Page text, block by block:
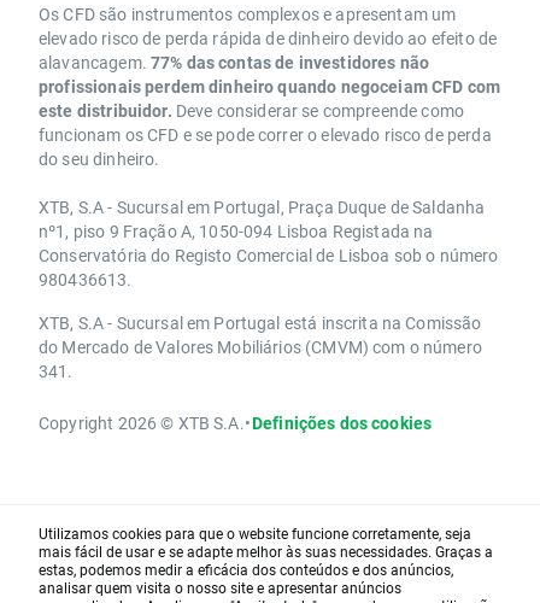
Os CFD são instrumentos complexos e apresentam um
elevado risco de perda rápida de dinheiro devido ao efeito de
alavancagem. 77% das contas de investidores não
profissionais perdem dinheiro quando negoceiam CFD com
este distribuidor. Deve considerar se compreende como
funcionam os CFD e se pode correr o elevado risco de perda
do seu dinheiro.
XTB, S.A - Sucursal em Portugal, Praça Duque de Saldanha
nº1, piso 9 Fração A, 1050-094 Lisboa Registada na
Conservatória do Registo Comercial de Lisboa sob o número
980436613.
XTB, S.A - Sucursal em Portugal está inscrita na Comissão
do Mercado de Valores Mobiliários (CMVM) com o número
341.
Copyright 2026 © XTB S.A.•Definições dos cookies
Utilizamos cookies para que o website funcione corretamente, seja
mais fácil de usar e se adapte melhor às suas necessidades. Graças a
estas, podemos medir a eficácia dos conteúdos e dos anúncios,
analisar quem visita o nosso site e apresentar anúncios